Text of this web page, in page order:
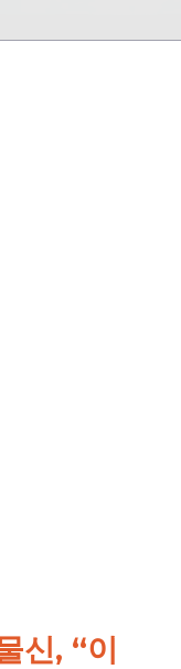
신, “이